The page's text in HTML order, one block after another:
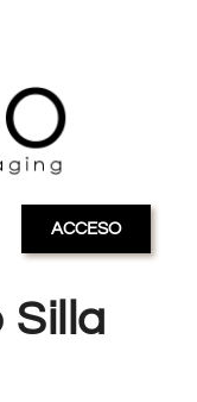
ACCESO
Silla